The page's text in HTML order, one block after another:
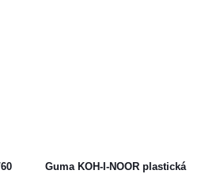
Guma KOH-I-NOOR plastická